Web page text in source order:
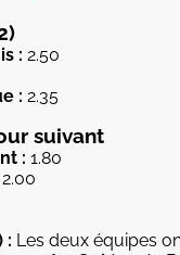
: 2.50
: 2.35
suivant
: 1.80
2.00
: Les deux équipes